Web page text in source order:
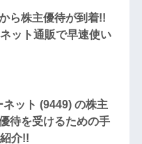
ら株主優待が到着!!
ット通販で早速使い
ネット (9449) の株主
待を受けるための手
介!!